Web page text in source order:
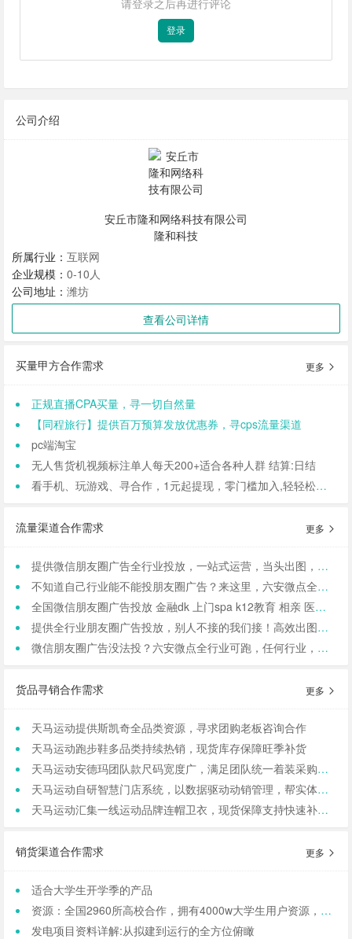
登录
公司介绍
安丘市隆和网络科技有限公司
隆和科技
所属行业： 互联网
企业规模： 0-10人
公司地址： 潍坊
查看公司详情
买量甲方合作需求 更多
正规直播CPA买量，寻一切自然量
【同程旅行】提供百万预算发放优惠券，寻cps流量渠道
pc端淘宝
无人售货机视频标注单人每天200+适合各种人群 结算:日结
看手机、玩游戏、寻合作，1元起提现，零门槛加入,轻轻松松日结,寻找合作小伙伴（CPA/CPL）
流量渠道合作需求 更多
提供微信朋友圈广告全行业投放，一站式运营，当头出图，包过审！
不知道自己行业能不能投朋友圈广告？来这里，六安微点全行业可投！包资质！
全国微信朋友圈广告投放 金融dk 上门spa k12教育 相亲 医院医美 国学等禁投行业包资质 过审 无需保证金
提供全行业朋友圈广告投放，别人不接的我们接！高效出图、专业运营！
微信朋友圈广告没法投？六安微点全行业可跑，任何行业，当天出图，包过审！
货品寻销合作需求 更多
天马运动提供斯凯奇全品类资源，寻求团购老板咨询合作
天马运动跑步鞋多品类持续热销，现货库存保障旺季补货
天马运动安德玛团队款尺码宽度广，满足团队统一着装采购需求
天马运动自研智慧门店系统，以数据驱动动销管理，帮实体商家轻量化运营
天马运动汇集一线运动品牌连帽卫衣，现货保障支持快速补货，寻求b端商家合作
销货渠道合作需求 更多
适合大学生开学季的产品
资源：全国2960所高校合作，拥有4000w大学生用户资源，8万+发底薪的校内学生团长，需求符合大学生日常消费的产品，可保RIO
发电项目资料详解:从拟建到运行的全方位俯瞰